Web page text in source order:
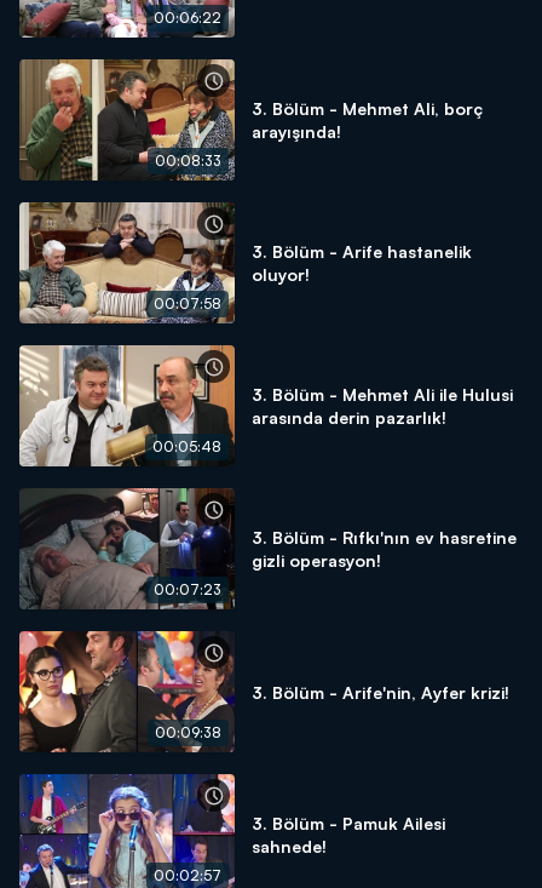
00:06:22
00:08:33
3. Bölüm - Mehmet Ali, borç
arayışında!
00:07:58
3. Bölüm - Arife hastanelik
oluyor!
00:05:48
3. Bölüm - Mehmet Ali ile Hulusi
arasında derin pazarlık!
00:07:23
3. Bölüm - Rıfkı'nın ev hasretine
gizli operasyon!
00:09:38
3. Bölüm - Arife'nin, Ayfer krizi!
00:02:57
3. Bölüm - Pamuk Ailesi
sahnede!